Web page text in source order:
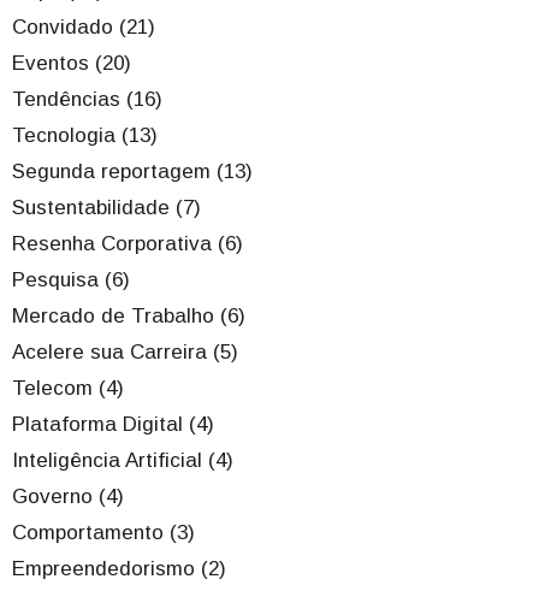
Convidado (21)
Eventos (20)
Tendências (16)
Tecnologia (13)
Segunda reportagem (13)
Sustentabilidade (7)
Resenha Corporativa (6)
Pesquisa (6)
Mercado de Trabalho (6)
Acelere sua Carreira (5)
Telecom (4)
Plataforma Digital (4)
Inteligência Artificial (4)
Governo (4)
Comportamento (3)
Empreendedorismo (2)